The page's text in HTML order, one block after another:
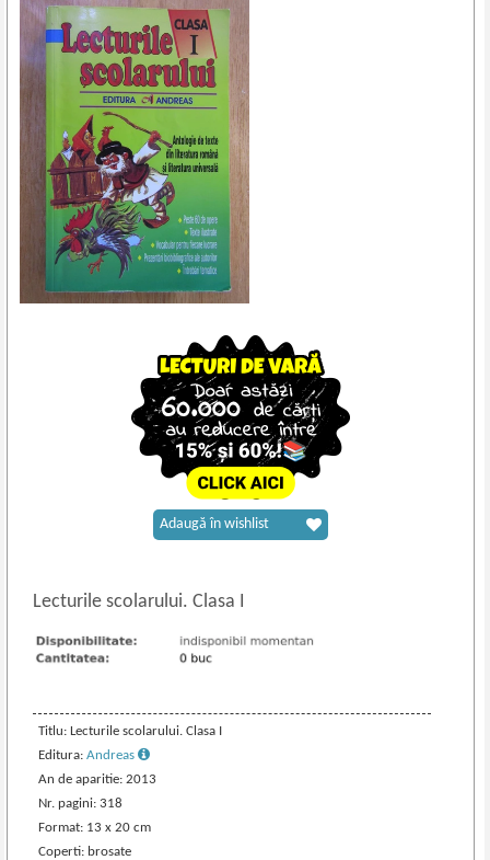
Lecturile scolarului. Clasa I
Titlu: Lecturile scolarului. Clasa I
Editura:Andreas
An de aparitie: 2013
Nr. pagini: 318
Format: 13 x 20 cm
Coperti: brosate
Adaugă în wishlist